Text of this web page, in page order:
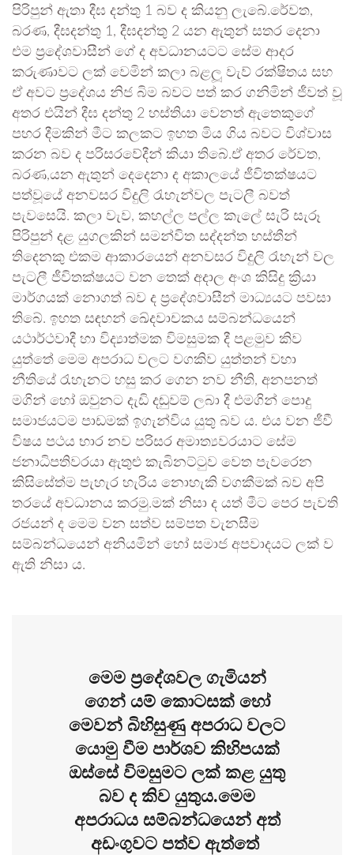
පිරිපුන් ඇතා දීඝ දන්තු 1 බව ද කියනු ලැබේ.රේවත,
බරණ, දීඝදන්තු 1, දීඝදන්තු 2 යන ඇතුන් සතර දෙනා
එම ප්‍රදේශවාසීන් ගේ ද අවධානයටට සේම ආදර
කරුණාවට ලක් වෙමින් කලා බළලූ වැව් රක්ෂිතය සහ
ඒ අවට ප්‍රදේශය නිජ බිම බවට පත් කර ගනිමින් ජීවත් වූ
අතර එයින් දීඝ දන්තු 2 හස්තියා වෙනත් ඇතෙකුගේ
පහර දීමකින් මීට කලකට ඉහත මිය ගිය බවට විශ්වාස
කරන බව ද පරිසරවේදීන් කියා තිබේ.ඒ අතර රේවත,
බරණ,යන ඇතුන් දෙදෙනා ද අකාලයේ ජීවිතක්ෂයට
පත්වූයේ අනවසර විදුලි රැහැන්වල පැටලී බවත්
පැවසෙයි. කලා වැව, කහල්ල පල්ල කැලේ සැරි සැරූ
පිරිපුන් දළ යුගලකින් සමන්විත සද්දන්ත හස්තීන්
තිදෙනකු එකම ආකාරයෙන් අනවසර විදුලි රැහැන් වල
පැටලී ජීවිතක්ෂයට වන තෙක් අදාල අංශ කිසිදු ක්‍රියා
මාර්ගයක් නොගත් බව ද ප්‍රදේශවාසීන් මාධ්‍යයට පවසා
තිබේ. ඉහත සඳහන් ඛේදවාචකය සම්බන්ධයෙන්
යථාර්ථවාදී හා විද්‍යාත්මක විමසුමක දී පළමුව කිව
යුත්තේ මෙම අපරාධ වලට වගකිව යුත්තන් වහා
නීතියේ රැහැනට හසු කර ගෙන නව නීති, අනපනත්
මගින් හෝ ඔවුනට දැඩි දඬුවම් ලබා දී එමගින් පොදු
සමාජයටම පාඩමක් ඉගැන්විය යුතු බව ය. එය වන ජීවී
විෂය පථය භාර නව පරිසර අමාත්‍යවරයාට සේම
ජනාධිපතිවරයා ඇතුළු කැබිනට්ටුව වෙත පැවරෙන
කිසිසේත්ම පැහැර හැරිය නොහැකි වගකීමක් බව අපි
තරයේ අවධානය කරමු.මක් නිසා ද යත් මීට පෙර පැවති
රජයන් ද මෙම වන සත්ව සම්පත වැනසීම
සම්බන්ධයෙන් අනියමින් හෝ සමාජ අපවාදයට ලක් ව
ඇති නිසා ය.
මෙම ප්‍රදේශවල ගැමියන්
ගෙන් යම් කොටසක් හෝ
මෙවන් බිහිසුණු අපරාධ වලට
යොමු වීම පාර්ශව කිහිපයක්
ඔස්සේ විමසුමට ලක් කළ යුතු
බව ද කිව යුතුය.මෙම
අපරාධය සම්බන්ධයෙන් අත්
අඩංගුවට පත්ව ඇත්තේ